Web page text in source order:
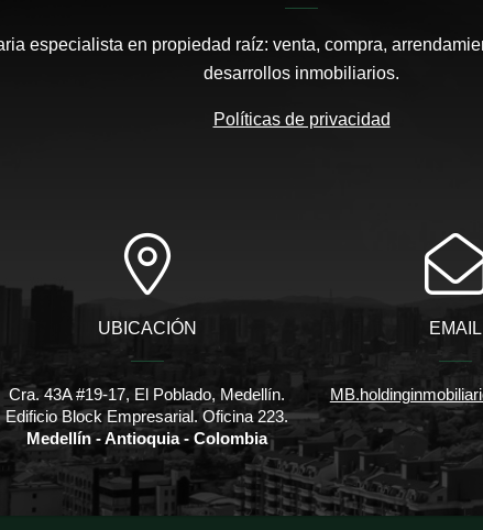
especialista en propiedad raíz: venta, compra,
desarrollos inmobiliarios.
Políticas de privacidad
UBICACIÓN
Cra. 43A #19-17, El Poblado, Medellín.
Edificio Block Empresarial. Oficina 223.
Medellín - Antioquia - Colombia
EMAIL